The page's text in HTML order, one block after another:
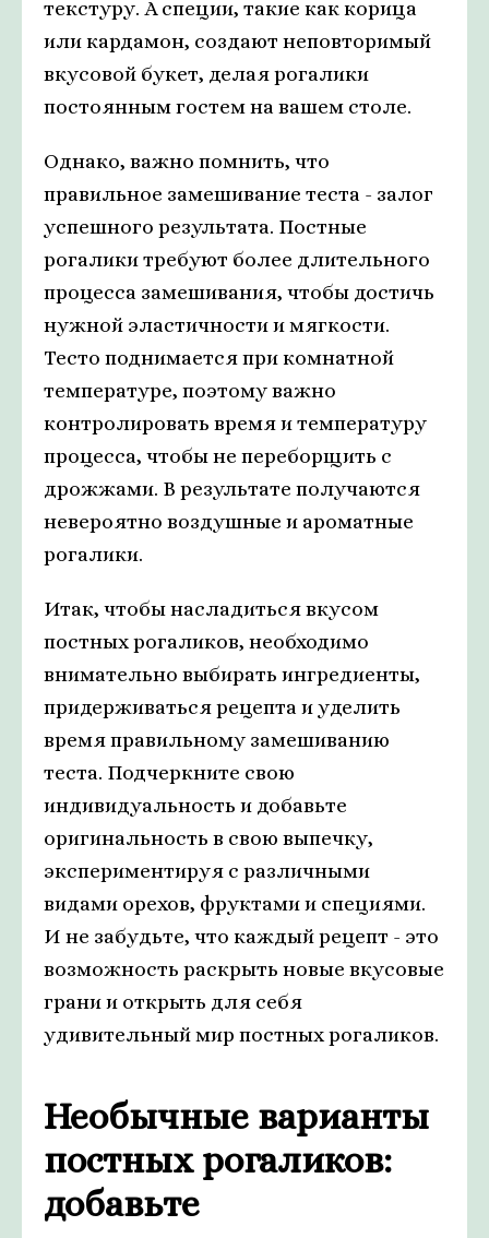
текстуру. А специи, такие как корица
или кардамон, создают неповторимый
вкусовой букет, делая рогалики
постоянным гостем на вашем столе.
Однако, важно помнить, что
правильное замешивание теста - залог
успешного результата. Постные
рогалики требуют более длительного
процесса замешивания, чтобы достичь
нужной эластичности и мягкости.
Тесто поднимается при комнатной
температуре, поэтому важно
контролировать время и температуру
процесса, чтобы не переборщить с
дрожжами. В результате получаются
невероятно воздушные и ароматные
рогалики.
Итак, чтобы насладиться вкусом
постных рогаликов, необходимо
внимательно выбирать ингредиенты,
придерживаться рецепта и уделить
время правильному замешиванию
теста. Подчеркните свою
индивидуальность и добавьте
оригинальность в свою выпечку,
экспериментируя с различными
видами орехов, фруктами и специями.
И не забудьте, что каждый рецепт - это
возможность раскрыть новые вкусовые
грани и открыть для себя
удивительный мир постных рогаликов.
Необычные варианты
постных рогаликов:
добавьте